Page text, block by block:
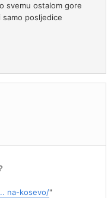
svemu ostalom gore
posljedice
na-kosevo/"